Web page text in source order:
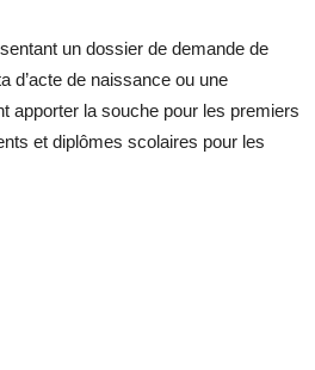
un dossier de demande de
d’acte de naissance ou une
apporter la souche pour les premiers
et diplômes scolaires pour les